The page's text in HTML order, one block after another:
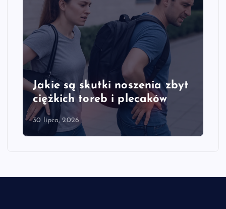
Jakie są skutki noszenia zbyt
ciężkich toreb i plecaków
30 lipca, 2026